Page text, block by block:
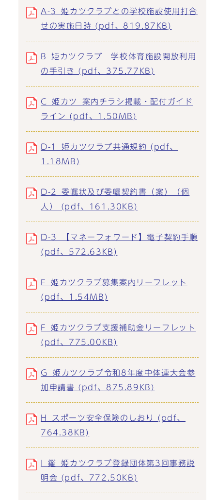
A-3_姫カツクラブとの学校施設使用打合
せの実施日時 (pdf、819.87KB)
B_姫カツクラブ 学校体育施設開放利用
の手引き (pdf、375.77KB)
C_姫カツ_案内チラシ掲載・配付ガイド
ライン (pdf、1.50MB)
D-1_姫カツクラブ共通規約 (pdf、
1.18MB)
D-2_委嘱状及び委嘱契約書（案）（個
人） (pdf、161.30KB)
D-3_【マネーフォワード】電子契約手順
(pdf、572.63KB)
E_姫カツクラブ募集案内リーフレット
(pdf、1.54MB)
F_姫カツクラブ支援補助金リーフレット
(pdf、775.00KB)
G_姫カツクラブ令和8年度中体連大会参
加申請書 (pdf、875.89KB)
H_スポーツ安全保険のしおり (pdf、
764.38KB)
I_鑑_姫カツクラブ登録団体第3回事務説
明会 (pdf、772.50KB)